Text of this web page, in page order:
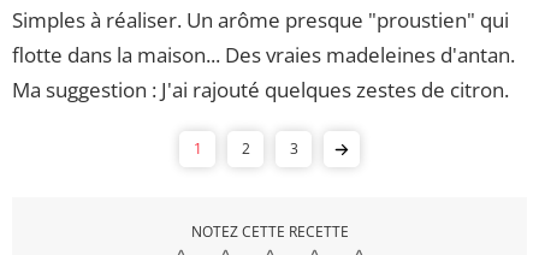
Simples à réaliser. Un arôme presque "proustien" qui
flotte dans la maison... Des vraies madeleines d'antan.
Ma suggestion : J'ai rajouté quelques zestes de citron.
1 2 3
NOTEZ CETTE RECETTE